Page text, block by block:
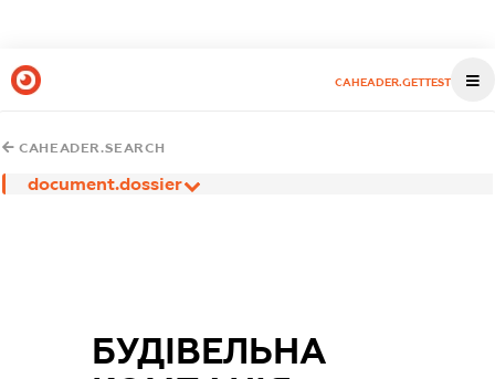
CAHEADER.GETTEST
CAHEADER.SEARCH
document.dossier
БУДІВЕЛЬНА